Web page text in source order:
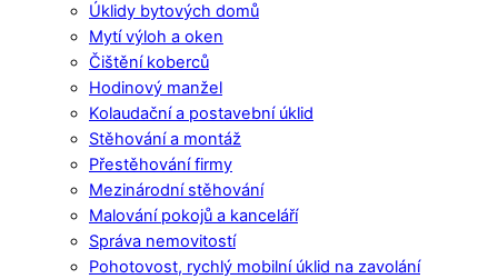
Úklidy bytových domů
Mytí výloh a oken
Čištění koberců
Hodinový manžel
Kolaudační a postavební úklid
Stěhování a montáž
Přestěhování firmy
Mezinárodní stěhování
Malování pokojů a kanceláří
Správa nemovitostí
Pohotovost, rychlý mobilní úklid na zavolání